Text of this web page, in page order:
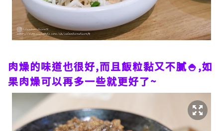
肉燥的味道也很好,而且飯粒黏又不膩🍚,如
果肉燥可以再多一些就更好了~